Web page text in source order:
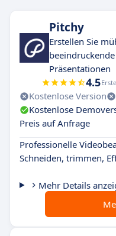
Pitchy
Erstellen Sie
beeindruckende
Präsentationen
4.5
Kostenlose Version
Kostenlose
Preis auf Anfrage
Professionelle
Schneiden, trimmen,
Mehr Details